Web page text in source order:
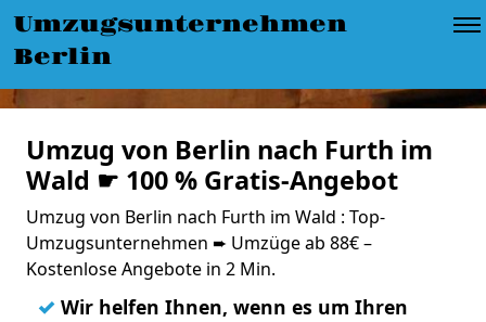
Umzugsunternehmen
Berlin
Umzug von Berlin nach Furth im
Wald ☛ 100 % Gratis-Angebot
Umzug von Berlin nach Furth im Wald : Top-
Umzugsunternehmen ➨ Umzüge ab 88€ –
Kostenlose Angebote in 2 Min.
✓ Wir helfen Ihnen, wenn es um Ihren